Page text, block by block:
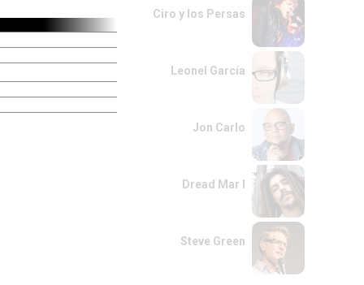
Ciro y los Persas
Leonel García
Jon Carlo
Dread Mar I
Steve Green